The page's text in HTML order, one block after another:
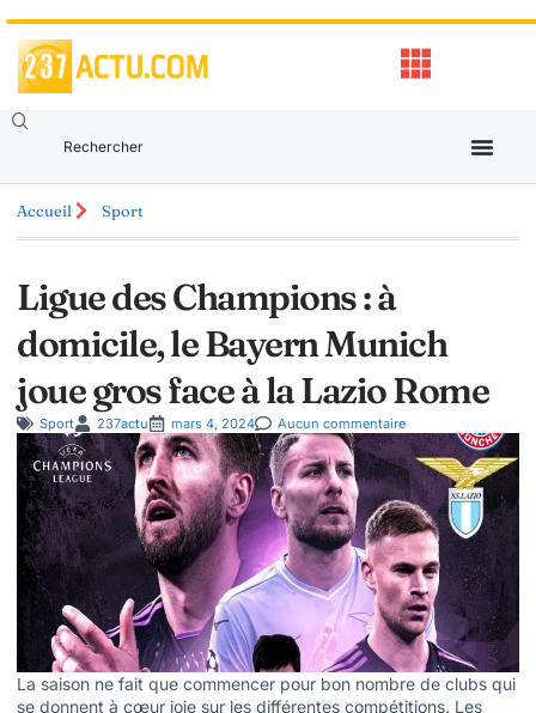
Accueil Sport
Ligue des Champions : à
domicile, le Bayern Munich
joue gros face à la Lazio Rome
Sport 237actu mars 4, 2024 Aucun commentaire
La saison ne fait que commencer pour bon nombre de clubs qui
se donnent à cœur joie sur les différentes compétitions. Les